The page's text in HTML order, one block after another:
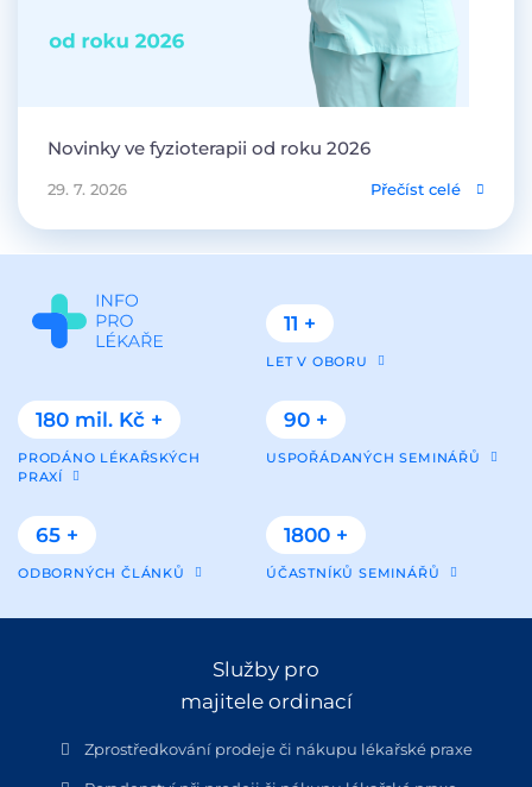
Novinky ve fyzioterapii od roku 2026
29. 7. 2026 Přečíst celé
11 +
LET V OBORU
180 mil. Kč +
PRODÁNO LÉKAŘSKÝCH
PRAXÍ
90 +
USPOŘÁDANÝCH SEMINÁŘŮ
65 +
ODBORNÝCH ČLÁNKŮ
1800 +
ÚČASTNÍKŮ SEMINÁŘŮ
Služby pro
majitele ordinací
Zprostředkování prodeje či nákupu lékařské praxe